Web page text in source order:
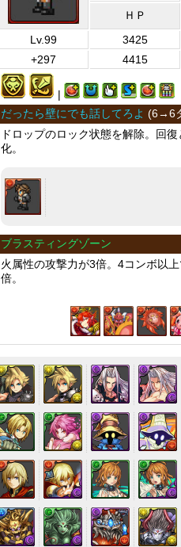
ＨＰ
Lv.99
3425
+297
4415
|
だったら壁にでも話してろよ (6→6
ドロップのロック状態を解除。回
化。
ブラスティングゾーン
火属性の攻撃力が3倍。4コンボ以
倍。